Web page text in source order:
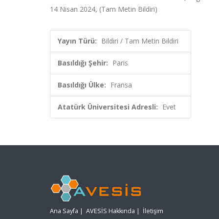
14 Nisan 2024, (Tam Metin Bildiri)
Yayın Türü: Bildiri / Tam Metin Bildiri
Basıldığı Şehir: Paris
Basıldığı Ülke: Fransa
Atatürk Üniversitesi Adresli: Evet
Ana Sayfa | AVESİS Hakkında | İletişim